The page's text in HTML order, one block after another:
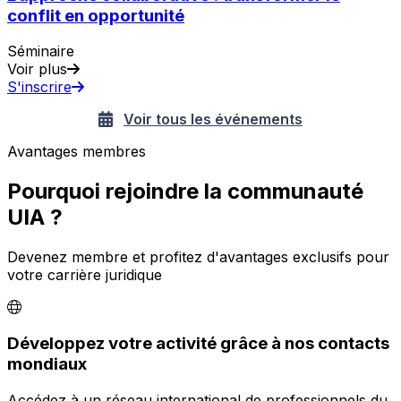
conflit en opportunité
Séminaire
Voir plus
S'inscrire
Voir tous les événements
Avantages membres
Pourquoi rejoindre la communauté
UIA ?
Devenez membre et profitez d'avantages exclusifs pour
votre carrière juridique
Développez votre activité grâce à nos contacts
mondiaux